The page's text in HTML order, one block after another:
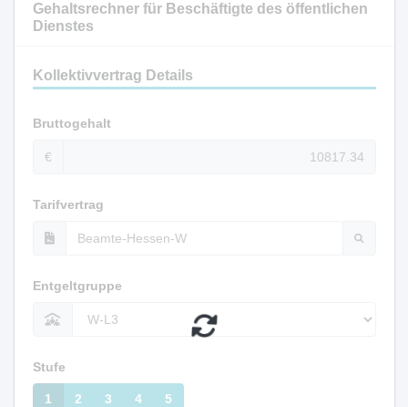
Gehaltsrechner für Beschäftigte des öffentlichen
Dienstes
Kollektivvertrag Details
Bruttogehalt
€
Tarifvertrag
Entgeltgruppe
Stufe
1 2 3 4 5